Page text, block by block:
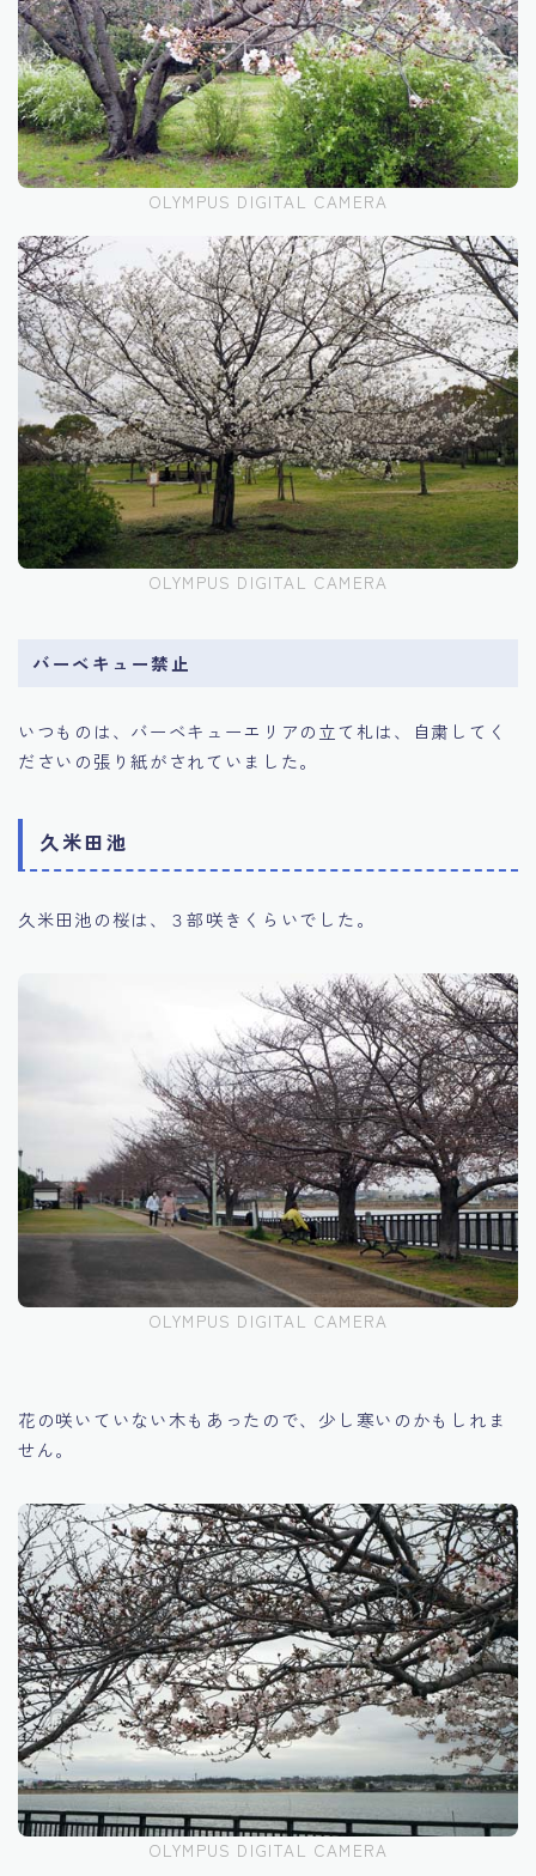
OLYMPUS DIGITAL CAMERA
OLYMPUS DIGITAL CAMERA
バーベキュー禁止
いつものは、バーベキューエリアの立て札は、自粛してく
ださいの張り紙がされていました。
久米田池
久米田池の桜は、３部咲きくらいでした。
OLYMPUS DIGITAL CAMERA
花の咲いていない木もあったので、少し寒いのかもしれま
せん。
OLYMPUS DIGITAL CAMERA